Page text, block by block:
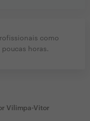
como
poucas horas.
Vilimpa-Vitor